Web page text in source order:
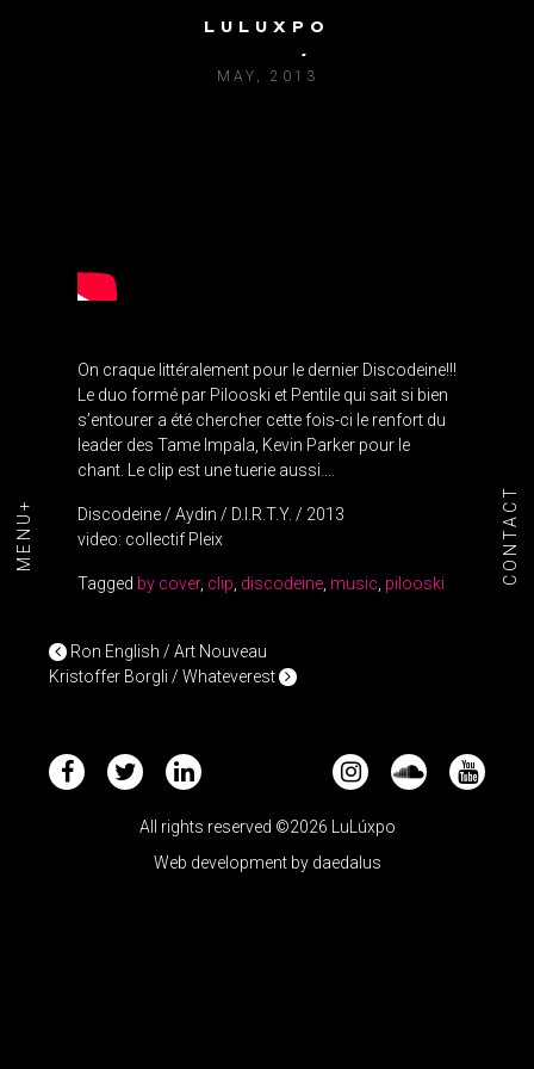
LULUXPO
MENU+ CONTACT
MAY, 2013
On craque littéralement pour le dernier Discodeine!!!
Le duo formé par Pilooski et Pentile qui sait si bien
s’entourer a été chercher cette fois-ci le renfort du
leader des Tame Impala, Kevin Parker pour le
chant. Le clip est une tuerie aussi….
Discodeine / Aydin / D.I.R.T.Y. / 2013
video: collectif Pleix
Tagged by cover, clip discodeine music pilooski
POST NAVIGATION
Ron English / Art Nouveau
Kristoffer Borgli / Whateverest
All rights reserved ©2026 LuLúxpo
Web development by daedalus